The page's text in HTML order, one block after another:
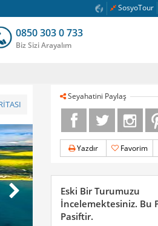
SosyoTour
0850 303 0 733
Biz Sizi Arayalım
Seyahatini Paylaş
Yazdır Favorim
Eski Bir Turumuzu
İncelemektesiniz. Bu
Pasiftir.